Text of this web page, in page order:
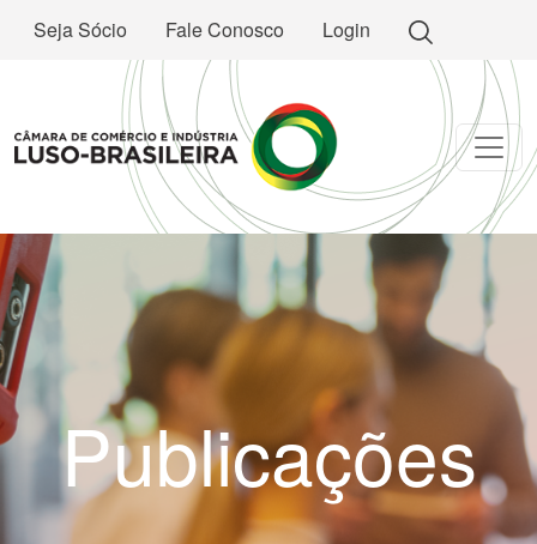
Seja Sócio Fale Conosco Login
Publicações